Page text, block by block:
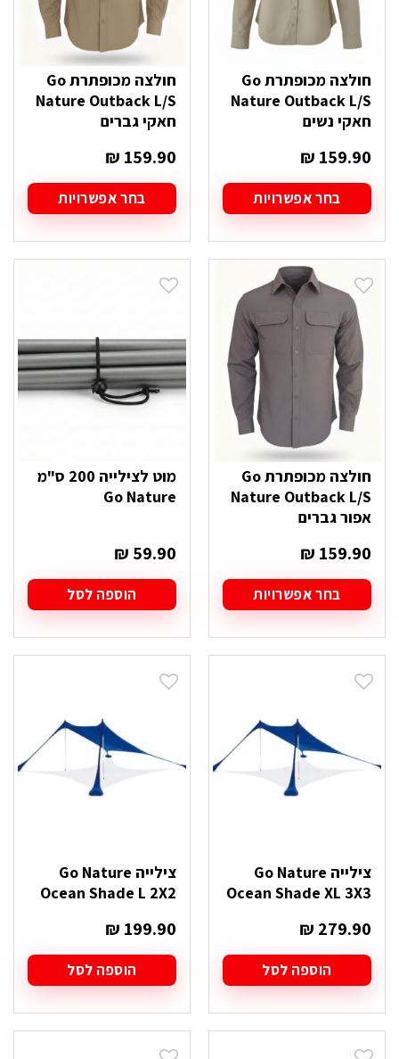
חולצה מכופתרת Go
Nature Outback L/S
חאקי נשים
₪ 159.90
בחר אפשרויות
זה
יש
סוגים.
ניתן
לבחור
את
האפשרויות
בעמוד
המוצר
חולצה מכופתרת Go
Nature Outback L/S
חאקי גברים
₪ 159.90
בחר אפשרויות
זה
יש
סוגים.
את
האפשרויות
בעמוד
המוצר
חולצה מכופתרת Go
Nature Outback L/S
אפור גברים
₪ 159.90
בחר אפשרויות
זה
יש
סוגים.
האפשרויות
בעמוד
מוט לצילייה 200 ס"מ
Go Nature
₪ 59.90
הוספה לסל
צילייה Go Nature
Ocean Shade XL 3X3
₪ 279.90
הוספה לסל
צילייה Go Nature
Ocean Shade L 2X2
₪ 199.90
הוספה לסל